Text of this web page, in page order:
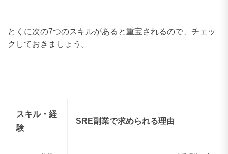
とくに次の7つのスキルがあると重宝されるので、チェッ
クしておきましょう。
スキル・経
験
SRE副業で求められる理由